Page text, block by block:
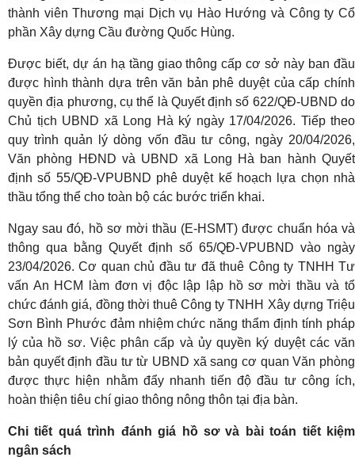
thành viên Thương mại Dịch vụ Hào Hướng và Công ty Cổ
phần Xây dựng Cầu đường Quốc Hùng.
Được biết, dự án hạ tầng giao thông cấp cơ sở này ban đầu
được hình thành dựa trên văn bản phê duyệt của cấp chính
quyền địa phương, cụ thể là Quyết định số 622/QĐ-UBND do
Chủ tịch UBND xã Long Hà ký ngày 17/04/2026. Tiếp theo
quy trình quản lý dòng vốn đầu tư công, ngày 20/04/2026,
Văn phòng HĐND và UBND xã Long Hà ban hành Quyết
định số 55/QĐ-VPUBND phê duyệt kế hoạch lựa chọn nhà
thầu tổng thể cho toàn bộ các bước triển khai.
Ngay sau đó, hồ sơ mời thầu (E-HSMT) được chuẩn hóa và
thông qua bằng Quyết định số 65/QĐ-VPUBND vào ngày
23/04/2026. Cơ quan chủ đầu tư đã thuê Công ty TNHH Tư
vấn An HCM làm đơn vị độc lập lập hồ sơ mời thầu và tổ
chức đánh giá, đồng thời thuê Công ty TNHH Xây dựng Triệu
Sơn Bình Phước đảm nhiệm chức năng thẩm định tính pháp
lý của hồ sơ. Việc phân cấp và ủy quyền ký duyệt các văn
bản quyết định đầu tư từ UBND xã sang cơ quan Văn phòng
được thực hiện nhằm đẩy nhanh tiến độ đầu tư công ích,
hoàn thiện tiêu chí giao thông nông thôn tại địa bàn.
Chi tiết quá trình đánh giá hồ sơ và bài toán tiết kiệm
ngân sách